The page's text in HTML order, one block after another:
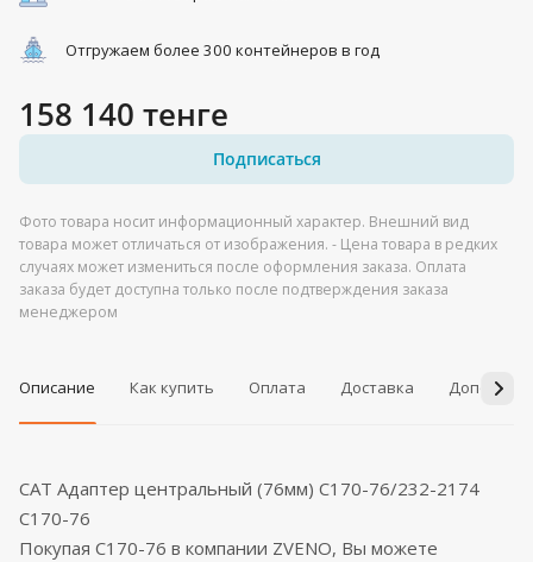
Отгружаем более 300 контейнеров в год
158 140 тенге
Подписаться
Фото товара носит информационный характер. Внешний вид
товара может отличаться от изображения. - Цена товара в редких
случаях может измениться после оформления заказа. Оплата
заказа будет доступна только после подтверждения заказа
менеджером
Описание Как купить Оплата Доставка
CAT Адаптер центральный (76мм) C170-76/232-2174
C170-76
Покупая C170-76 в компании ZVENO, Вы можете